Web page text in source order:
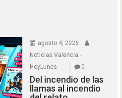
agosto 4, 2026
Noticias Valencia -
HoyLunes
0
Del incendio de las
llamas al incendio